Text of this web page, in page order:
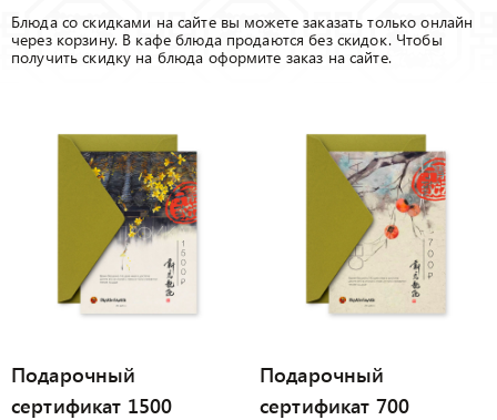
Блюда со скидками на сайте вы можете заказать только онлайн
через корзину. В кафе блюда продаются без скидок. Чтобы
получить скидку на блюда оформите заказ на сайте.
Подарочный
сертификат 1500
Подарочный
сертификат 700